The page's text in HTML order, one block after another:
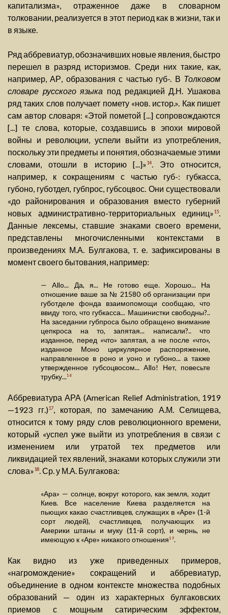
капитализма», отраженное даже в словарном
толковании, реализуется в этот период как в жизни, так и
в языке.
Ряд аббревиатур, обозначивших новые явления, быстро
перешел в разряд историзмов. Среди них такие, как,
например, АР, образования с частью губ-. В Толковом
словаре русского языка под редакцией Д.Н. Ушакова
ряд таких слов получает помету «нов. истор.». Как пишет
сам автор словаря: «Этой пометой [...] сопровождаются
[...] те слова, которые, создавшись в эпохи мировой
войны и революции, успели выйти из употребления,
поскольку эти предметы и понятия, обозначаемые этими
словами, отошли в историю [...]»14. Это относится,
например, к сокращениям с частью губ-: губкасса,
губоно, губотдел, губпрос, губсоцвос. Они существовали
«до районирования и образования вместо губерний
новых административно-территориальных единиц»15.
Данные лексемы, ставшие знаками своего времени,
представлены многочисленными контекстами в
произведениях М.А. Булгакова, т. е. зафиксированы в
момент своего бытования, например:
— Allo... Да, я... Не готово еще. Хорошо... На
отношение ваше за № 21580 об организации при
губотделе фонда взаимопомощи сообщаю, что
ввиду того, что губкасса... Машинистки свободны?..
На заседании губпроса было обращено внимание
цепкроса на то, запятая... написали?.. что
изданное, перед «что» запятая, а не после «что»,
изданное Моно циркулярное распоряжение,
направленное в роно и уоно и губоно... а также
утвержденное губсоцвосом... Allo! Нет, повесьте
трубку...16
Аббревиатура АРА (American Relief Administration, 1919
—1923 гг.)17, которая, по замечанию А.М. Селищева,
относится к тому ряду слов революционного времени,
который «успел уже выйти из употребления в связи с
изменением или утратой тех предметов или
ликвидацией тех явлений, знаками которых служили эти
слова»18. Ср. у М.А. Булгакова:
«Ара» — солнце, вокруг которого, как земля, ходит
Киев. Все население Киева разделяется на
пьющих какао счастливцев, служащих в «Аре» (1-й
сорт людей), счастливцев, получающих из
Америки штаны и муку (11-й сорт), и чернь, не
имеющую к «Аре» никакого отношения19.
Как видно из уже приведенных примеров,
«нагромождение» сокращений и аббревиатур,
объединение в одном контексте множества подобных
образований — один из характерных булгаковских
приемов с мощным сатирическим эффектом,